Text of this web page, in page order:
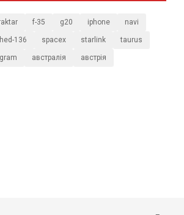
f-35 g20 iphone navi
136 spacex starlink taurus
австралія австрія